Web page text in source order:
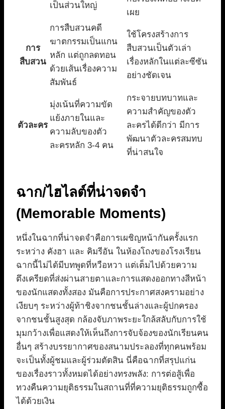
เป็นส่วนใหญ่
เผย
การ
สืบสวน
การสืบสวนคดี
ฆาตกรรมเป็นแกน
หลัก แต่ถูกลดทอน
ด้วยเส้นเรื่องความ
สัมพันธ์
ใช้โครงสร้างการ
สืบสวนเป็นตัวเล่า
เรื่องหลักในแต่ละซีซัน
อย่างชัดเจน
ตัวละคร
มุ่งเน้นที่ความขัด
แย้งภายในและ
ความลับของตัว
ละครหลัก 3-4 คน
กระจายบทบาทและ
ความสำคัญของตัว
ละครได้ดีกว่า มีการ
พัฒนาตัวละครสมทบ
ที่น่าสนใจ
ฉาก/ไฮไลต์ที่น่าจดจำ
(Memorable Moments)
หนึ่งในฉากที่น่าจดจำคือการเผชิญหน้ากันครั้งแรก
ระหว่าง คังฮา และ คิมรีอัน ในห้องโถงของโรงเรียน
ฉากนี้ไม่ได้มีบทพูดที่หวือหวา แต่เต็มไปด้วยความ
ตึงเครียดที่ส่งผ่านสายตาและการแสดงออกทางสีหน้า
ของนักแสดงทั้งสอง มันคือการประกาศสงครามอย่าง
เงียบๆ ระหว่างผู้ท้าชิงจากชนชั้นล่างและผู้ปกครอง
จากชนชั้นสูงสุด กล้องจับภาพระยะใกล้สลับกับการใช้
มุมกว้างเพื่อแสดงให้เห็นถึงการจับจ้องของนักเรียนคน
อื่นๆ สร้างบรรยากาศของสนามประลองที่ทุกคนพร้อม
จะเป็นทั้งผู้ชมและผู้ร่วมตัดสิน นี่คือฉากที่สรุปแก่น
ของเรื่องราวทั้งหมดได้อย่างทรงพลัง: การต่อสู้เพื่อ
ทวงคืนความยุติธรรมในสถานที่ที่ความยุติธรรมถูกซื้อ
ได้ด้วยเงิน